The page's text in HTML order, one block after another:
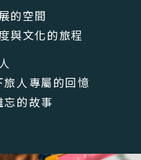
的空間
與文化的旅程
人專屬的回憶
的故事